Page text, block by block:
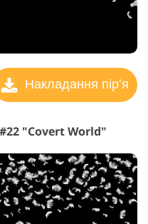
Накладання пір'я
"Covert World"